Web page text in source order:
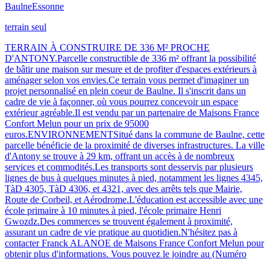
BaulneEssonne
terrain seul
TERRAIN À CONSTRUIRE DE 336 M² PROCHE
D'ANTONY.Parcelle constructible de 336 m² offrant la possibilité
de bâtir une maison sur mesure et de profiter d'espaces extérieurs à
aménager selon vos envies.Ce terrain vous permet d'imaginer un
projet personnalisé en plein coeur de Baulne. Il s'inscrit dans un
cadre de vie à façonner, où vous pourrez concevoir un espace
extérieur agréable.Il est vendu par un partenaire de Maisons France
Confort Melun pour un prix de 95000
euros.ENVIRONNEMENTSitué dans la commune de Baulne, cette
parcelle bénéficie de la proximité de diverses infrastructures. La ville
d'Antony se trouve à 29 km, offrant un accès à de nombreux
services et commodités.Les transports sont desservis par plusieurs
lignes de bus à quelques minutes à pied, notamment les lignes 4345,
TàD 4305, TàD 4306, et 4321, avec des arrêts tels que Mairie,
Route de Corbeil, et Aérodrome.L'éducation est accessible avec une
école primaire à 10 minutes à pied, l'école primaire Henri
Gwozdz.Des commerces se trouvent également à proximité,
assurant un cadre de vie pratique au quotidien.N'hésitez pas à
contacter Franck ALANOE de Maisons France Confort Melun pour
obtenir plus d'informations. Vous pouvez le joindre au (Numéro